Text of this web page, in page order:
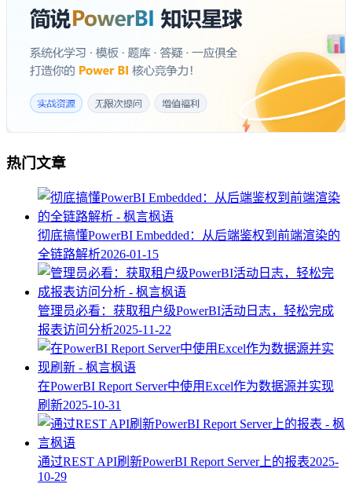
热门文章
彻底搞懂PowerBI Embedded：从后端鉴权到前端渲染的
全链路解析2026-01-15
管理员必看：获取租户级PowerBI活动日志，轻松完成
报表访问分析2025-11-22
在PowerBI Report Server中使用Excel作为数据源并实现
刷新2025-10-31
通过REST API刷新PowerBI Report Server上的报表2025-
10-29